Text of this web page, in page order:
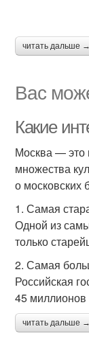
читать дальше →
Вас
Какие
Москва — это
множества
о московских
1. Самая
Одной из
только
2. Самая
Российская
45 миллионов
читать дальше →